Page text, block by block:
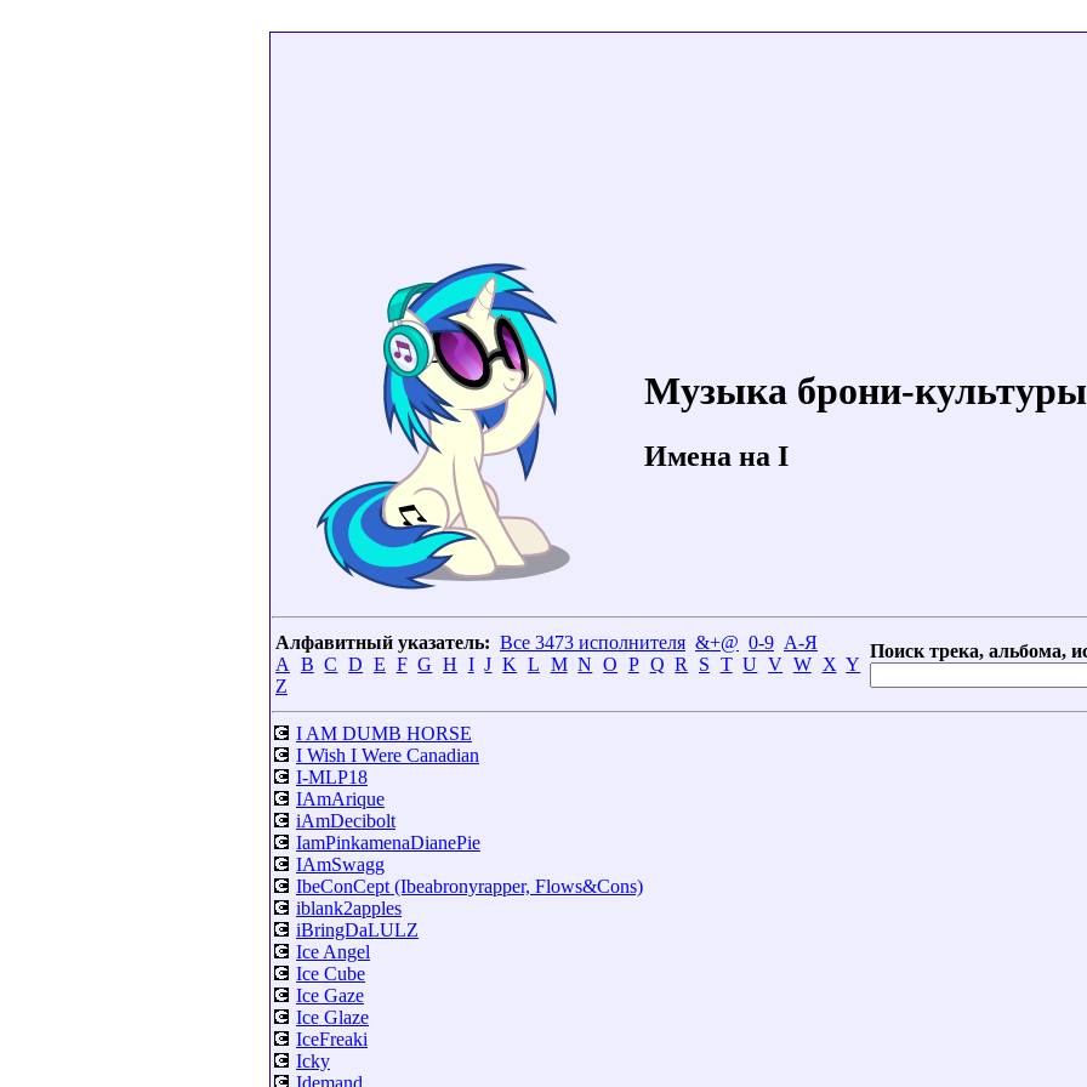
Музыка брони-культуры
Имена на I
Алфавитный указатель: Все 3473 исполнителя &+@ 0-9 А-Я
A
B C D E F G H I J K L M N O P Q R S T U V W X Y
Z
Поиск трека, альбома,
💽 I AM DUMB HORSE
💽 I Wish I Were Canadian
💽 I-MLP18
💽 IAmArique
💽 iAmDecibolt
💽 IamPinkamenaDianePie
💽 IAmSwagg
💽 IbeConCept (Ibeabronyrapper, Flows&Cons)
💽 iblank2apples
💽 iBringDaLULZ
💽 Ice Angel
💽 Ice Cube
💽 Ice Gaze
💽 Ice Glaze
💽 IceFreaki
💽 Icky
💽 Idemand